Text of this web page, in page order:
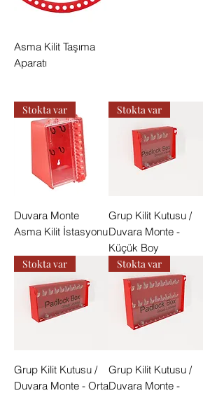
Asma Kilit Taşıma
Aparatı
Stokta var
Duvara Monte
Asma Kilit İstasyonu
Stokta var
Grup Kilit Kutusu /
Duvara Monte -
Küçük Boy
Stokta var
Grup Kilit Kutusu /
Duvara Monte - Orta
Stokta var
Grup Kilit Kutusu /
Duvara Monte -